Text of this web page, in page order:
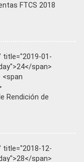
FTCS 2018
title="2019-01-
span>
<span
Rendición de
title="2018-12-
span>